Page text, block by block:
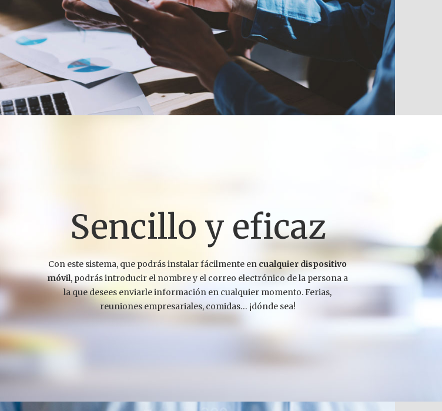
Sencillo y eficaz
Con este sistema, que podrás instalar fácilmente en cualquier dispositivo
móvil, podrás introducir el nombre y el correo electrónico de la persona a
la que desees enviarle información en cualquier momento. Ferias,
reuniones empresariales, comidas… ¡dónde sea!